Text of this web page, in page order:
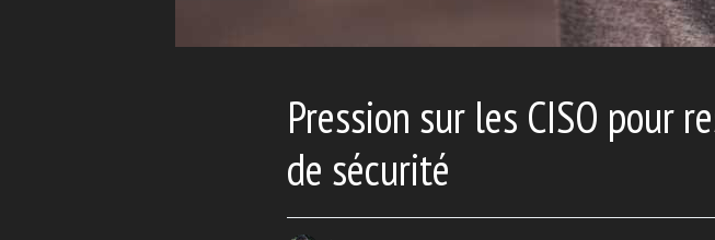
Pression sur les CISO pour
de sécurité